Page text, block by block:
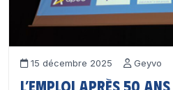
15 décembre 2025 Geyvo
L’emploi après 50